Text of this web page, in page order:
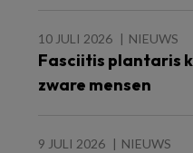
10 JULI 2026 NIEUWS
Fasciitis plantaris
zware mensen
9 JULI 2026 NIEUWS